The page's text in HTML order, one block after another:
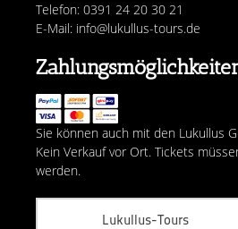
Telefon: 0391 24 20 30 21
E-Mail: info@lukullus-tours.de
Sie können auch mit den Lukullus
Kein Verkauf vor Ort. Tickets
werden.